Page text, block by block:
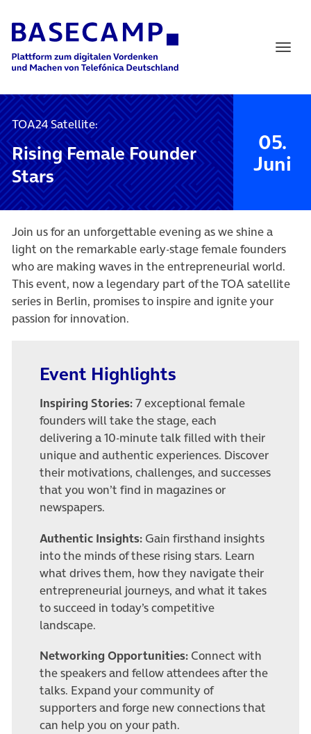
Main Navigation
TOA24 Satellite:
Rising Female Founder
Stars
05.
Juni
Join us for an unforgettable evening as we shine a
light on the remarkable early-stage female founders
who are making waves in the entrepreneurial world.
This event, now a legendary part of the TOA satellite
series in Berlin, promises to inspire and ignite your
passion for innovation.
Event Highlights
Inspiring Stories:7 exceptional female
founders will take the stage, each
delivering a 10-minute talk filled with their
unique and authentic experiences. Discover
their motivations, challenges, and successes
that you won’t find in magazines or
newspapers.
Authentic Insights: Gain firsthand insights
into the minds of these rising stars. Learn
what drives them, how they navigate their
entrepreneurial journeys, and what it takes
to succeed in today’s competitive
landscape.
Networking Opportunities: Connect with
the speakers and fellow attendees after the
talks. Expand your community of
supporters and forge new connections that
can help you on your path.